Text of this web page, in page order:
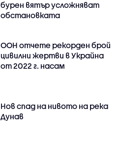
бурен вятър усложняват
обстановката
ООН отчете рекорден брой
цивилни жертви в Украйна
от 2022 г. насам
Нов спад на нивото на река
Дунав